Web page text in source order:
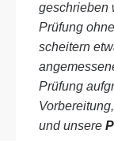
geschrieben
Prüfung
scheitern
Prüfung
und unsere